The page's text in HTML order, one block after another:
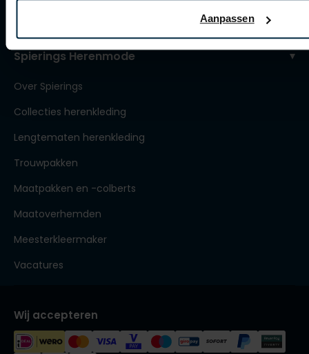
Aanpassen
Spierings Herenmode
Over Spierings
Collecties herenkleding
Lengtematen herenkleding
Trouwpakken
Maatpakken en -colberts
Maatoverhemden
Meesterkleermaker
Vacatures
Wij accepteren